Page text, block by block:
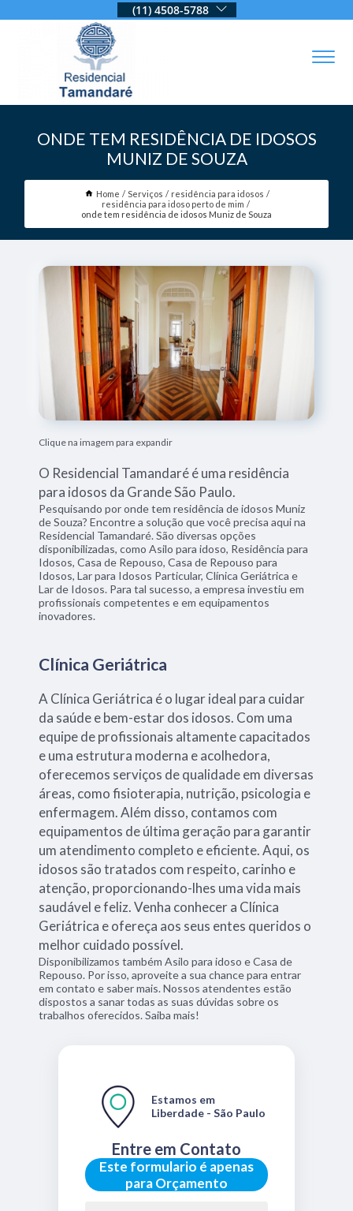
(11) 4508-5788
ONDE TEM RESIDÊNCIA DE IDOSOS
MUNIZ DE SOUZA
Home Serviços
residência para idosos
residência para idoso perto de mim
onde tem residência de idosos Muniz de Souza
Clique na imagem para expandir
O Residencial Tamandaré é uma residência
para idosos da Grande São Paulo.
Pesquisando por onde tem residência de idosos Muniz
de Souza? Encontre a solução que você precisa aqui na
Residencial Tamandaré. São diversas opções
disponibilizadas, como Asilo para idoso, Residência para
Idosos, Casa de Repouso, Casa de Repouso para
Idosos, Lar para Idosos Particular, Clínica Geriátrica e
Lar de Idosos. Para tal sucesso, a empresa investiu em
profissionais competentes e em equipamentos
inovadores.
Clínica Geriátrica
A Clínica Geriátrica é o lugar ideal para cuidar
da saúde e bem-estar dos idosos. Com uma
equipe de profissionais altamente capacitados
e uma estrutura moderna e acolhedora,
oferecemos serviços de qualidade em diversas
áreas, como fisioterapia, nutrição, psicologia e
enfermagem. Além disso, contamos com
equipamentos de última geração para garantir
um atendimento completo e eficiente. Aqui, os
idosos são tratados com respeito, carinho e
atenção, proporcionando-lhes uma vida mais
saudável e feliz. Venha conhecer a Clínica
Geriátrica e ofereça aos seus entes queridos o
melhor cuidado possível.
Disponibilizamos também Asilo para idoso e Casa de
Repouso. Por isso, aproveite a sua chance para entrar
em contato e saber mais. Nossos atendentes estão
dispostos a sanar todas as suas dúvidas sobre os
trabalhos oferecidos. Saiba mais!
Este formulario é apenas
para Orçamento
Entre em Contato
Estamos em
Liberdade - São Paulo